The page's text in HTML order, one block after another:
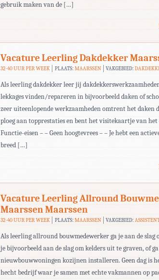
gebruik maken van de […]
Vacature Leerling Dakdekker
32-40 UUR PER WEEK PLAATS: MAARSSEN VAKGEBIED:
Als leerling dakdekker leer jij
lekkages vinden/repareren in bijvoorbeeld daken of
zeer uiteenlopende werkzaamheden omtrent het daken
ploeg aan topprestaties en bent het visitekaartje van het
Functie-eisen – – Geen hoogtevrees – – Je hebt een
breed […]
Vacature Leerling Allround
Maarssen Maarssen
32-40 UUR PER WEEK PLAATS: MAARSSEN VAKGEBIED:
Als leerling allround bouwmedewerker ga je aan de slag
je bijvoorbeeld aan de slag om kelders uit te graven, of
nieuwbouwwoningen kozijnen installeren. Geen dag is
hecht bedrijf waar je samen met echte vakmannen op